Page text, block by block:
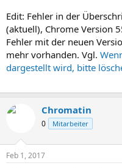
Edit: Fehler in der
(aktuell), Chrome Version
Fehler mit der neuen
mehr vorhanden. Vgl.
dargestellt wird, bitte
Chromatin
0 Mitarbeiter
Feb 1, 2017